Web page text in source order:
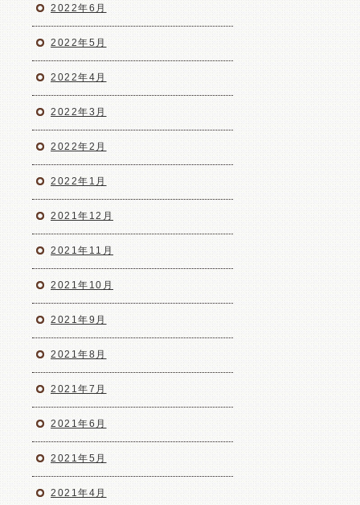
2022年6月
2022年5月
2022年4月
2022年3月
2022年2月
2022年1月
2021年12月
2021年11月
2021年10月
2021年9月
2021年8月
2021年7月
2021年6月
2021年5月
2021年4月